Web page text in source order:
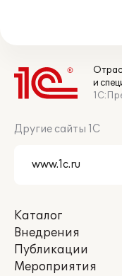
и
Другие сайты 1С
Каталог
Внедрения
Публикации
Мероприятия